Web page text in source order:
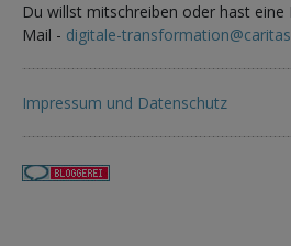
Du willst mitschreiben oder hast eine
Mail - digitale-
Impressum und Datenschutz